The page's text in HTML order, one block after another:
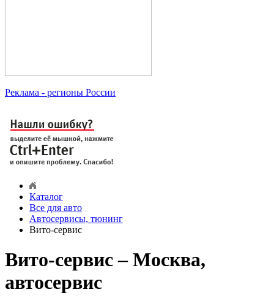
Реклама - регионы России
Каталог
Все для авто
Автосервисы, тюнинг
Вито-сервис
Вито-сервис – Москва,
автосервис